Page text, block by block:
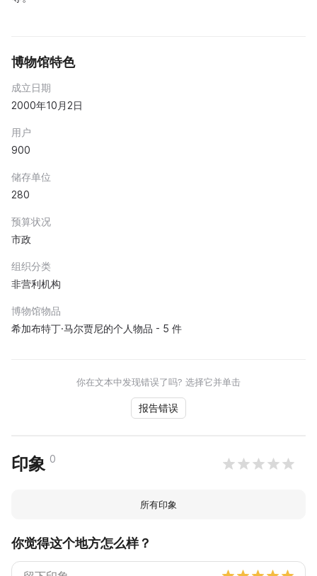
博物馆特色
成立日期
2000年10月2日
用户
900
储存单位
280
预算状况
市政
组织分类
非营利机构
博物馆物品
希加布特丁·马尔贾尼的个人物品 - 5 件
你在文本中发现错误了吗? 选择它并单击
报告错误
印象 0
所有印象
你觉得这个地方怎么样？